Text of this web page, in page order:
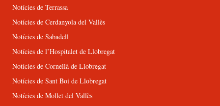
Notícies de Terrassa
Notícies de Cerdanyola del Vallès
Notícies de Sabadell
Notícies de l’Hospitalet de Llobregat
Notícies de Cornellà de Llobregat
Notícies de Sant Boi de Llobregat
Notícies de Mollet del Vallès